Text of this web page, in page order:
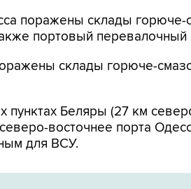
поражены склады горюче-
портовый перевалочный
склады горюче-
Беляры (27 км
восточнее порта
для ВСУ.